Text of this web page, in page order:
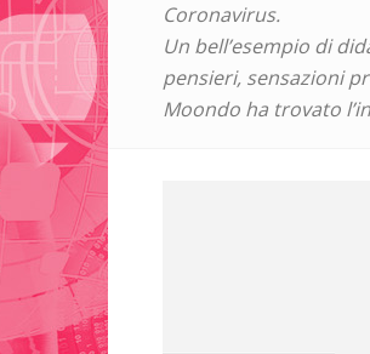
Coronavirus.
Un bell’esempio di
pensieri, sensazioni
Moondo ha trovato